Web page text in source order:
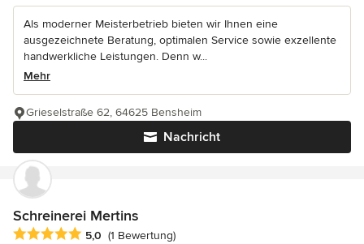
Als moderner Meisterbetrieb bieten wir Ihnen eine
ausgezeichnete Beratung, optimalen Service sowie exzellente
handwerkliche Leistungen. Denn w...
Mehr
Nachricht
Grieselstraße 62, 64625 Bensheim
Schreinerei Mertins
Durchschnittliche Bewertung: 5 von 5 Sternen
5,0 (1 Bewertung)